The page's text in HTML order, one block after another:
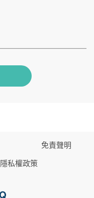
免責聲明
隱私權政策